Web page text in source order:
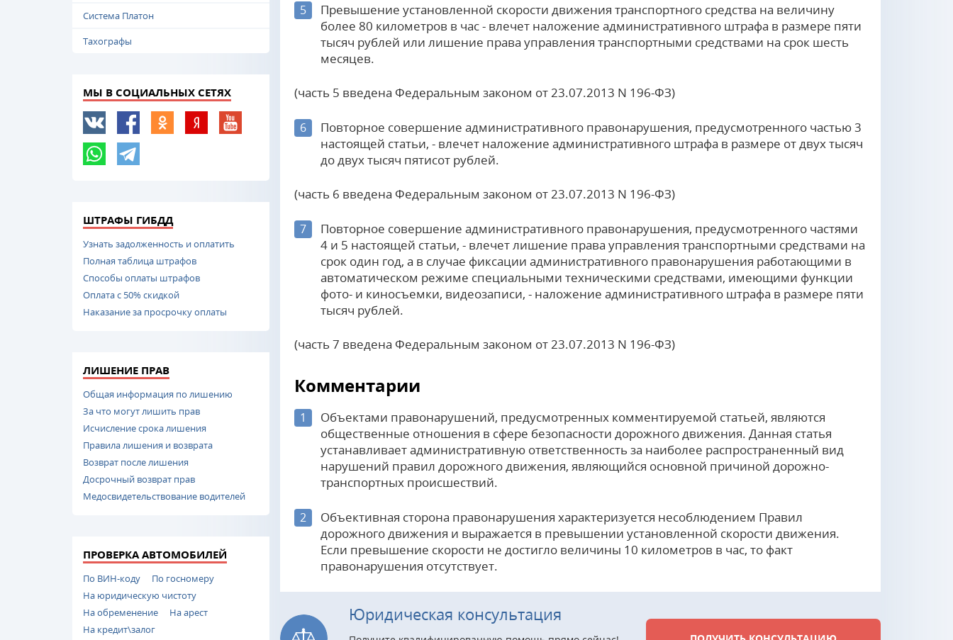
5
Превышение установленной скорости движения транспортного средства на величину
более 80 километров в час - влечет наложение административного штрафа в размере пяти
тысяч рублей или лишение права управления транспортными средствами на срок шесть
месяцев.
(часть 5 введена Федеральным законом от 23.07.2013 N 196-ФЗ)
6
Повторное совершение административного правонарушения, предусмотренного частью 3
настоящей статьи, - влечет наложение административного штрафа в размере от двух тысяч
до двух тысяч пятисот рублей.
(часть 6 введена Федеральным законом от 23.07.2013 N 196-ФЗ)
7
Повторное совершение административного правонарушения, предусмотренного частями
4 и 5 настоящей статьи, - влечет лишение права управления транспортными средствами на
срок один год, а в случае фиксации административного правонарушения работающими в
автоматическом режиме специальными техническими средствами, имеющими функции
фото- и киносъемки, видеозаписи, - наложение административного штрафа в размере пяти
тысяч рублей.
(часть 7 введена Федеральным законом от 23.07.2013 N 196-ФЗ)
Комментарии
1
Объектами правонарушений, предусмотренных комментируемой статьей, являются
общественные отношения в сфере безопасности дорожного движения. Данная статья
устанавливает административную ответственность за наиболее распространенный вид
нарушений правил дорожного движения, являющийся основной причиной дорожно-
транспортных происшествий.
2
Объективная сторона правонарушения характеризуется несоблюдением Правил
дорожного движения и выражается в превышении установленной скорости движения.
Если превышение скорости не достигло величины 10 километров в час, то факт
правонарушения отсутствует.
Юридическая консультация
Система Платон
Тахографы
МЫ В СОЦИАЛЬНЫХ СЕТЯХ
ШТРАФЫ ГИБДД
Узнать задолженность и оплатить
Полная таблица штрафов
Способы оплаты штрафов
Оплата с 50% скидкой
Наказание за просрочку оплаты
ЛИШЕНИЕ ПРАВ
Общая информация по лишению
За что могут лишить прав
Исчисление срока лишения
Правила лишения и возврата
Возврат после лишения
Досрочный возврат прав
Медосвидетельствование водителей
ПРОВЕРКА АВТОМОБИЛЕЙ
По ВИН-коду
По госномеру
На юридическую чистоту
На обременение
На арест
На кредит\залог